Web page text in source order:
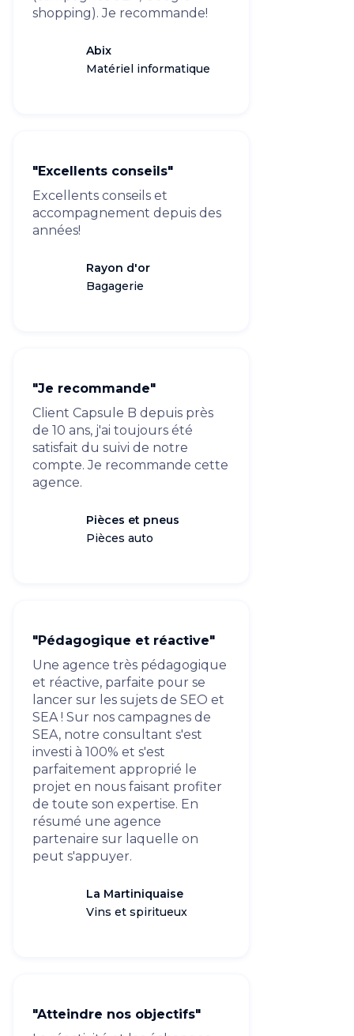
shopping). Je recommande!
Abix
Matériel informatique
"Excellents conseils"
Excellents conseils et
accompagnement depuis des
années!
Rayon d'or
Bagagerie
"Je recommande"
Client Capsule B depuis près
de 10 ans, j'ai toujours été
satisfait du suivi de notre
compte. Je recommande cette
agence.
Pièces et pneus
Pièces auto
"Pédagogique et réactive"
Une agence très pédagogique
et réactive, parfaite pour se
lancer sur les sujets de SEO et
SEA ! Sur nos campagnes de
SEA, notre consultant s'est
investi à 100% et s'est
parfaitement approprié le
projet en nous faisant profiter
de toute son expertise. En
résumé une agence
partenaire sur laquelle on
peut s'appuyer.
La Martiniquaise
Vins et spiritueux
"Atteindre nos objectifs"